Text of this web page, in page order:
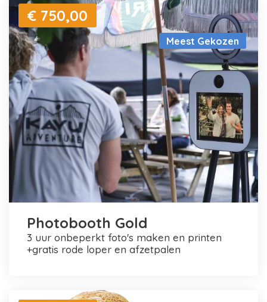
Meest Gekozen
€ 750,00
Photobooth Gold
3 uur onbeperkt foto's maken en printen
+gratis rode loper en afzetpalen